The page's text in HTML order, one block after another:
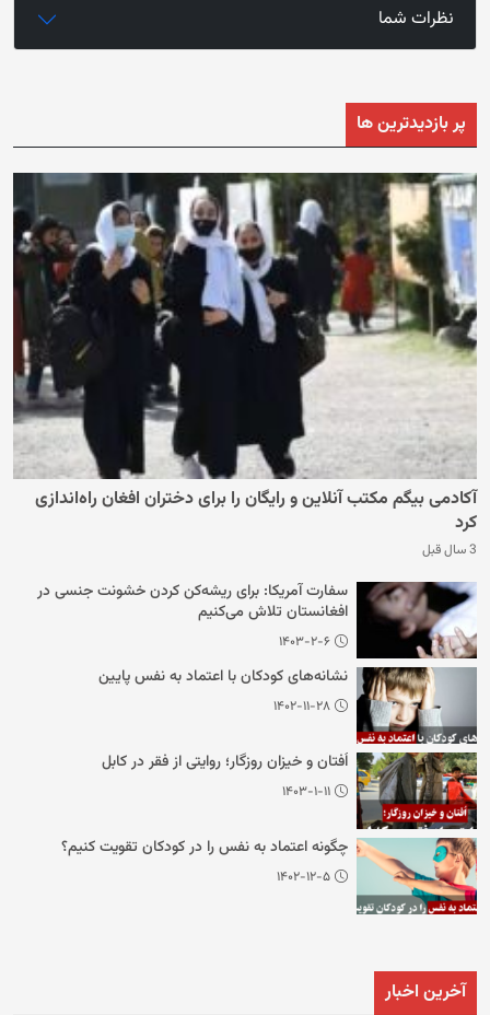
نظرات شما
پر بازدیدترین ها
آکادمی بیگم مکتب آنلاین و رایگان را برای دختران افغان راه‌اندازی
کرد
3 سال قبل
سفارت آمریکا: برای ریشه‌کن کردن خشونت جنسی در
افغانستان تلاش می‌کنیم
۱۴۰۳-۲-۶
نشانه‌های کودکان با اعتماد به نفس پایین
۱۴۰۲-۱۱-۲۸
اُفتان و خیزان روزگار؛ روایتی از فقر در کابل
۱۴۰۳-۱-۱۱
چگونه اعتماد به نفس را در کودکان تقویت کنیم؟
۱۴۰۲-۱۲-۵
آخرین اخبار